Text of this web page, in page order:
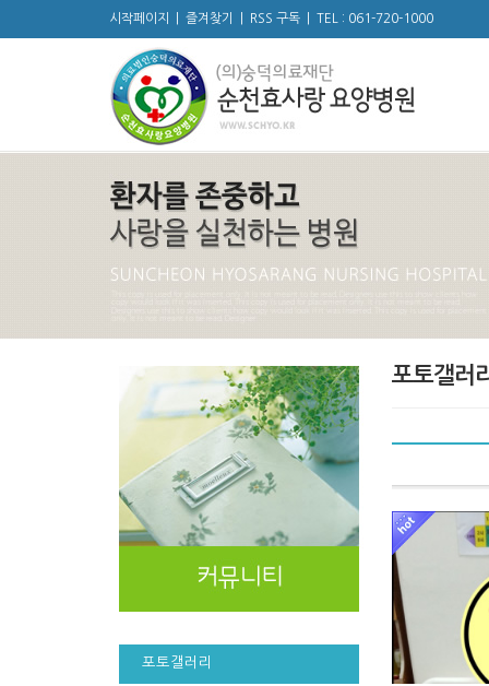
시작페이지 즐겨찾기 RSS 구독 TEL : 061-720-1000
포토갤러리
포토갤러